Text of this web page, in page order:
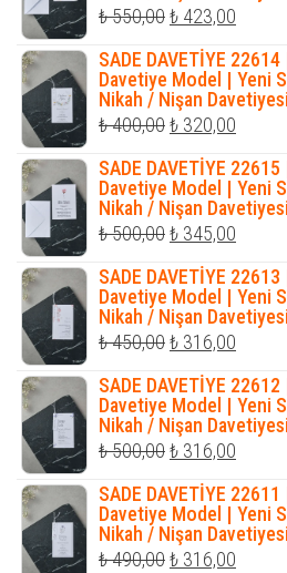
₺550,00Orijinal
fiyat:
₺ 550,00.
₺ 423,00
andaki
fiyat:
₺
SADE DAVETİYE
Davetiye Model | Yeni
Nikah / Nişan Davetiyesi
₺400,00Orijinal
fiyat:
₺ 400,00.
₺ 320,00
andaki
fiyat:
₺
SADE DAVETİYE
Davetiye Model | Yeni
Nikah / Nişan Davetiyesi
₺500,00Orijinal
fiyat:
₺ 500,00.
₺ 345,00
andaki
fiyat:
₺
SADE DAVETİYE
Davetiye Model | Yeni
Nikah / Nişan Davetiyesi
₺450,00Orijinal
fiyat:
₺ 450,00.
₺ 316,00
andaki
fiyat:
₺
SADE DAVETİYE
Davetiye Model | Yeni
Nikah / Nişan Davetiyesi
₺500,00Orijinal
fiyat:
₺ 500,00.
₺ 316,00
andaki
fiyat:
₺
SADE DAVETİYE
Davetiye Model | Yeni
Nikah / Nişan Davetiyesi
₺490,00Orijinal
₺ 316,00